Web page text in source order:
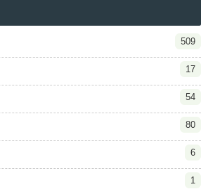
509
17
54
80
6
1